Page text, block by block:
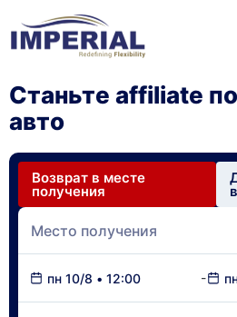
Станьте affiliate
авто
Возврат в месте
получения
пн 10/8 • 12:00 -